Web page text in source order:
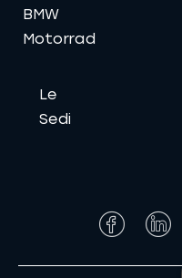
BMW
Motorrad
Le
Sedi